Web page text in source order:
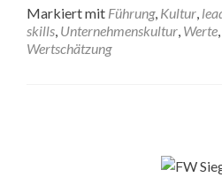
about
Werte-
Markiert mit Führung, Kultur,
skills, Unternehmenskultur, Werte,
Wertschätzung